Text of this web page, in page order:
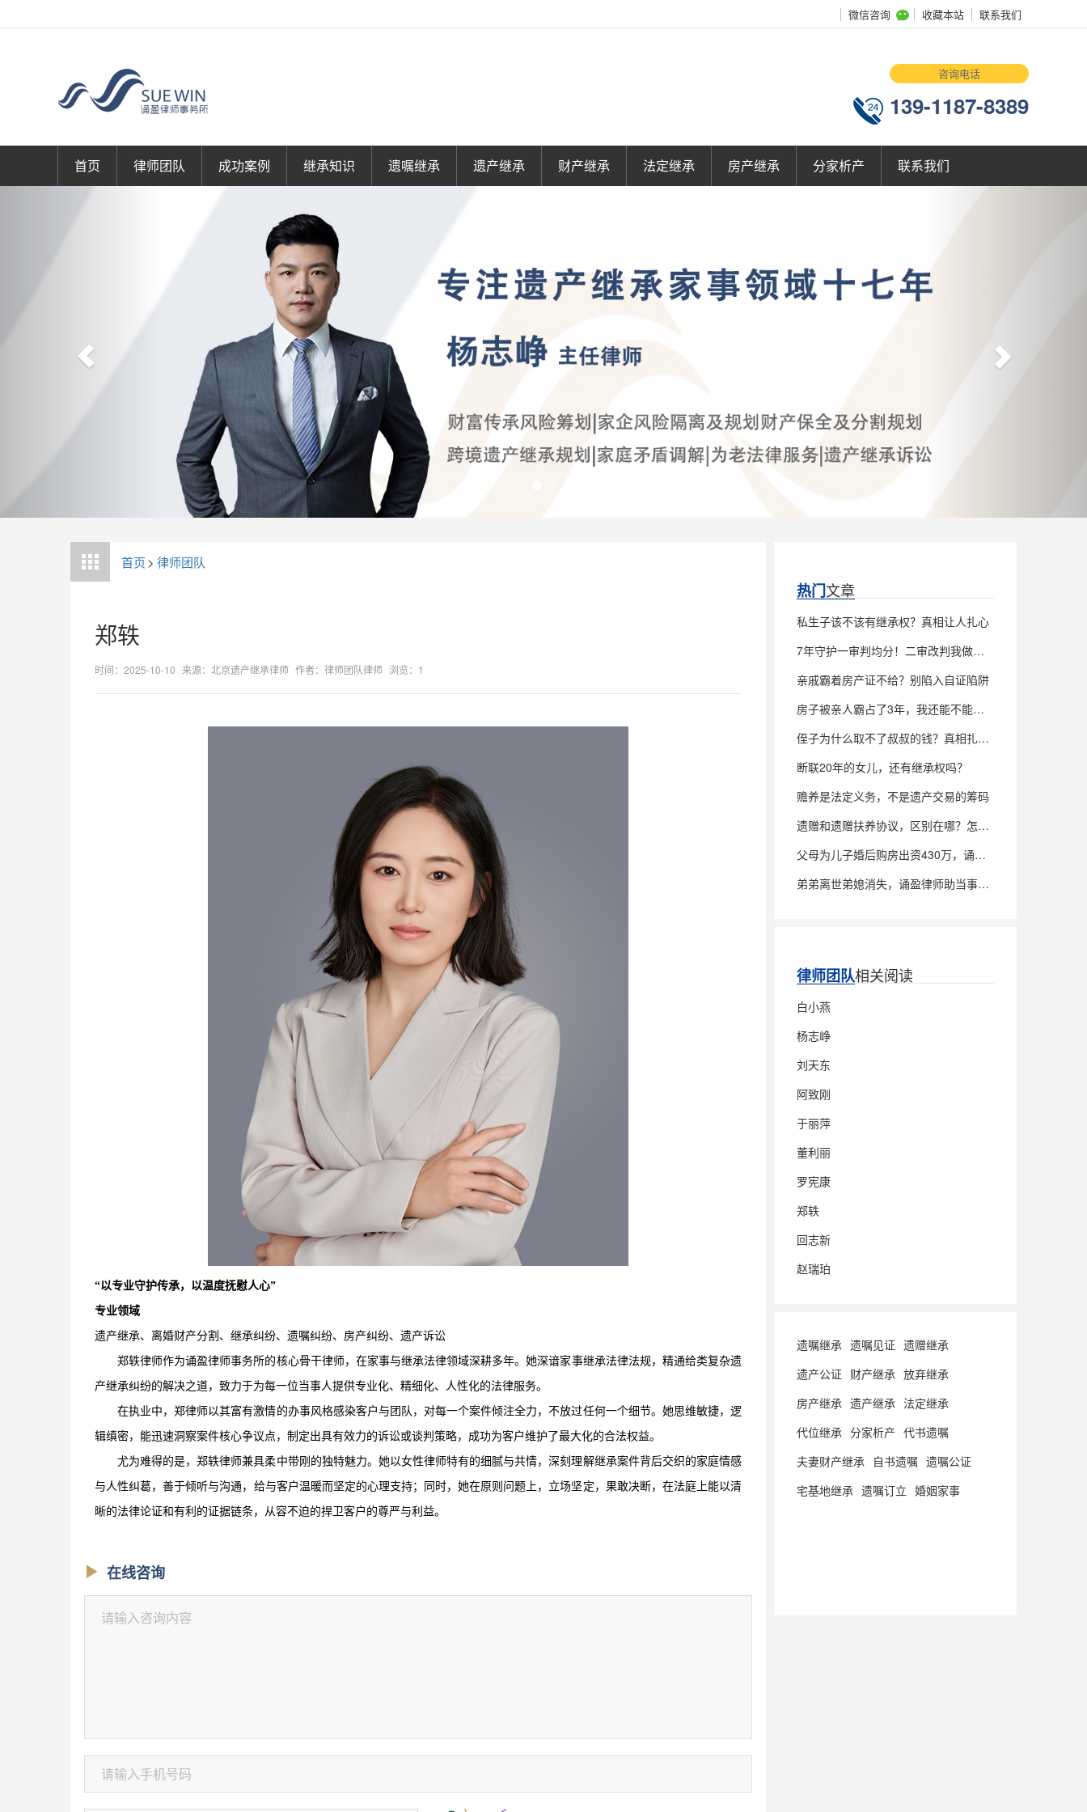
微信咨询 收藏本站 联系我们
咨询电话
139-1187-8389
首页 律师团队 成功案例 继承知识 遗嘱继承 遗产继承 财产继承 法定继承 房产继承 分家析产 联系我们
首页> 律师团队
郑轶
时间：2025-10-10 来源：北京遗产继承律师 作者：律师团队律师 浏览：1
“以专业守护传承，以温度抚慰人心”
专业领域
遗产继承、离婚财产分割、 继承纠纷、遗嘱纠纷、 房产纠纷、遗产诉讼
郑轶律师作为诵盈律师事务所的核心骨干律师，在家事与继承法律领域深耕多年。她深谙家事继承法律法规，精通给类复杂遗
产继承纠纷的解决之道，致力于为每一位当事人提供专业化、精细化、人性化的法律服务。
在执业中，郑律师以其富有激情的办事风格感染客户与团队，对每一个案件倾注全力，不放过任何一个细节。她思维敏捷，逻
辑缜密，能迅速洞察案件核心争议点，制定出具有效力的诉讼或谈判策略，成功为客户维护了最大化的合法权益。
尤为难得的是，郑轶律师兼具柔中带刚的独特魅力。她以女性律师特有的细腻与共情，深刻理解继承案件背后交织的家庭情感
与人性纠葛，善于倾听与沟通，给与客户温暖而坚定的心理支持；同时，她在原则问题上，立场坚定，果敢决断，在法庭上能以清
晰的法律论证和有利的证据链条，从容不迫的捍卫客户的尊严与利益。
在线咨询
热门文章
私生子该不该有继承权？真相让人扎心
7年守护一审判均分！二审改判我做对了什么
亲戚霸着房产证不给？别陷入自证陷阱
房子被亲人霸占了3年，我还能不能继承
侄子为什么取不了叔叔的钱？真相扎心了
断联20年的女儿，还有继承权吗？
赡养是法定义务，不是遗产交易的筹码
遗赠和遗赠扶养协议，区别在哪？怎么签才稳？
父母为儿子婚后购房出资430万，诵盈律师助当事人追回全部款项
弟弟离世弟媳消失，诵盈律师助当事人诉讼确权，锁定父亲房产100%继承权
律师团队相关阅读
白小燕
杨志峥
刘天东
阿致刚
于丽萍
董利丽
罗宪康
郑轶
回志新
赵瑞珀
遗嘱继承 遗嘱见证 遗赠继承
遗产公证 财产继承 放弃继承
房产继承 遗产继承 法定继承
代位继承 分家析产 代书遗嘱
夫妻财产继承 自书遗嘱 遗嘱公证
宅基地继承 遗嘱订立 婚姻家事